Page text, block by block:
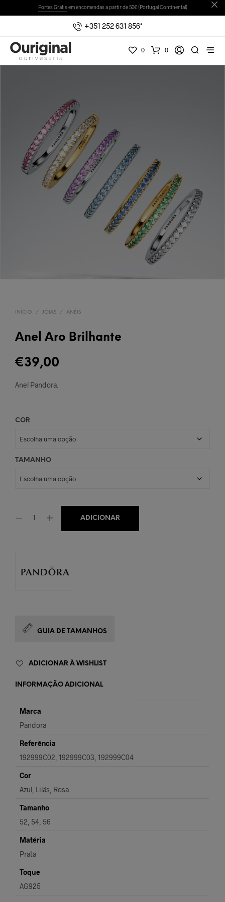
Portes Grátisem encomendas a partir de 50€ (Portugal Continental)
+351 252 631 856*
0 0
INÍCIO / JÓIAS / ANÉIS
Anel Aro Brilhante
€39,00
Anel Pandora.
COR
TAMANHO
ADICIONAR
GUIA DE TAMANHOS
ADICIONAR À WISHLIST
INFORMAÇÃO ADICIONAL
Marca
Pandora
Referência
192999C02, 192999C03, 192999C04
Cor
Azul, Lilás, Rosa
Tamanho
52, 54, 56
Matéria
Prata
Toque
AG925